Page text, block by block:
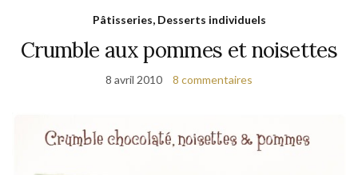
Pâtisseries, Desserts individuels
Crumble aux pommes et noisettes
8 avril 2010 8 commentaires